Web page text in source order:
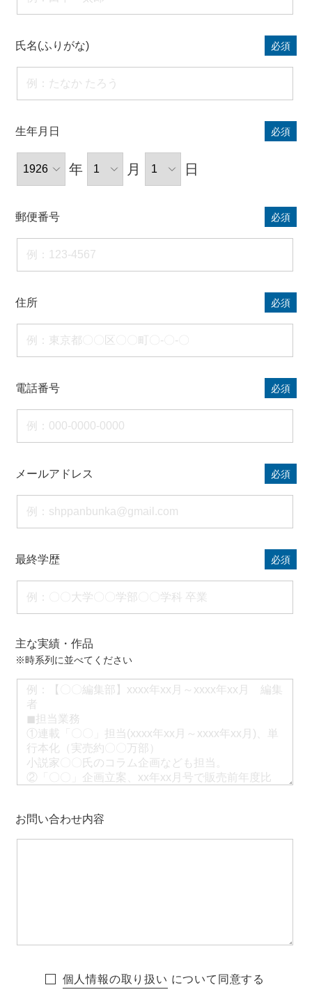
氏名(ふりがな) 必須
生年月日 必須
年 月 日
郵便番号 必須
住所 必須
電話番号 必須
メールアドレス 必須
最終学歴 必須
主な実績・作品
※時系列に並べてください
お問い合わせ内容
個人情報の取り扱い について同意する